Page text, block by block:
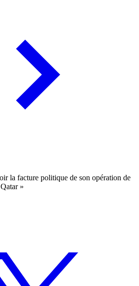
la facture politique de son opération de
»